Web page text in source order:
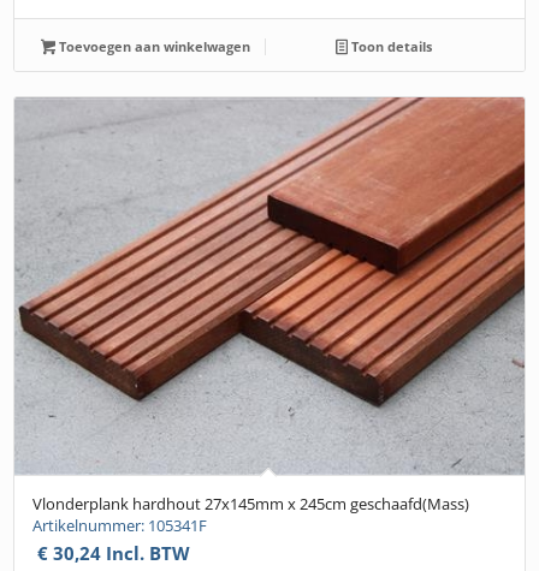
Toevoegen aan winkelwagen Toon details
Vlonderplank hardhout 27x145mm x 245cm geschaafd(Mass)
Artikelnummer: 105341F
€ 30,24 Incl. BTW